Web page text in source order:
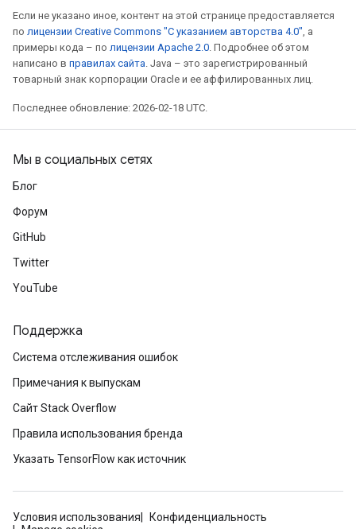
Если не указано иное, контент на этой странице предоставляется
по лицензии Creative Commons "С указанием авторства 4.0", а
примеры кода – по лицензии Apache 2.0. Подробнее об этом
написано в правилах сайта. Java – это зарегистрированный
товарный знак корпорации Oracle и ее аффилированных лиц.
Последнее обновление: 2026-02-18 UTC.
Мы в социальных сетях
Блог
Форум
GitHub
Twitter
YouTube
Поддержка
Система отслеживания ошибок
Примечания к выпускам
Сайт Stack Overflow
Правила использования бренда
Указать TensorFlow как источник
Условия использования
Конфиденциальность